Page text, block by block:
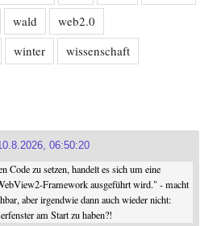
wald
web2.0
winter wissenschaft
06:50:20
Code zu setzen, handelt es sich um eine
Framework ausgeführt wird." - macht
aber irgendwie dann auch wieder nicht:
am Start zu haben?!